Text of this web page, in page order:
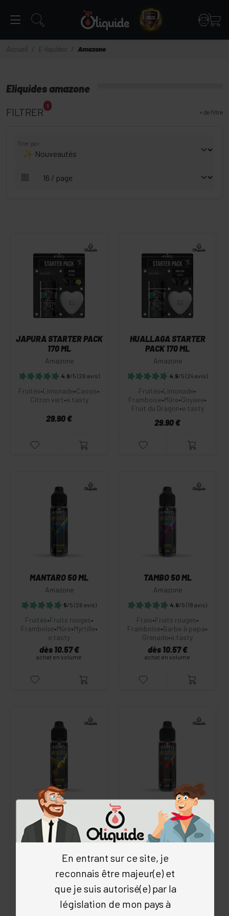
Accueil E-liquides Amazone
Eliquides amazone
FILTRER 1
+ de filtre
Trier par
JAPURA STARTER PACK
170 ML
Amazone
4.9/5 (26 avis)
Fruités•Limonade•Cassis•
Citron vert•e.tasty
29.90 €
HUALLAGA STARTER
PACK 170 ML
Amazone
4.9/5 (24 avis)
Fruités•Limonade•
Framboise•Mûre•Goyave•
Fruit du Dragon•e.tasty
29.90 €
MANTARO 50 ML
Amazone
5/5 (26 avis)
Fruités•Fruits rouges•
Framboise•Mûre•Myrtille•
e.tasty
dès 10.57 €
achat en volume
TAMBO 50 ML
Amazone
4.9/5 (18 avis)
Frais•Fruits rouges•
Framboise•Barbe à papa•
Grenade•e.tasty
dès 10.57 €
achat en volume
GUAPORÉ 50 ML
Amazone
(37 avis)
Abricot Ananas
Nèfle•e.tasty
dès 10.57 €
JAPURA 50 ML
Amazone
/5 (31 avis)
Fruités • Cassis
e.tasty
dès 10.57 €
En entrant sur ce site, je
reconnais être majeur(e) et
que je suis autorisé(e) par la
législation de mon pays à